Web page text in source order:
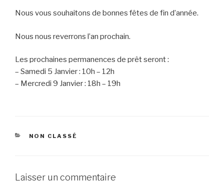
Nous vous souhaitons de bonnes fêtes de fin d’année.
Nous nous reverrons l’an prochain.
Les prochaines permanences de prêt seront :
– Samedi 5 Janvier : 10h – 12h
– Mercredi 9 Janvier : 18h – 19h
CATÉGORIES
NON CLASSÉ
Laisser un commentaire